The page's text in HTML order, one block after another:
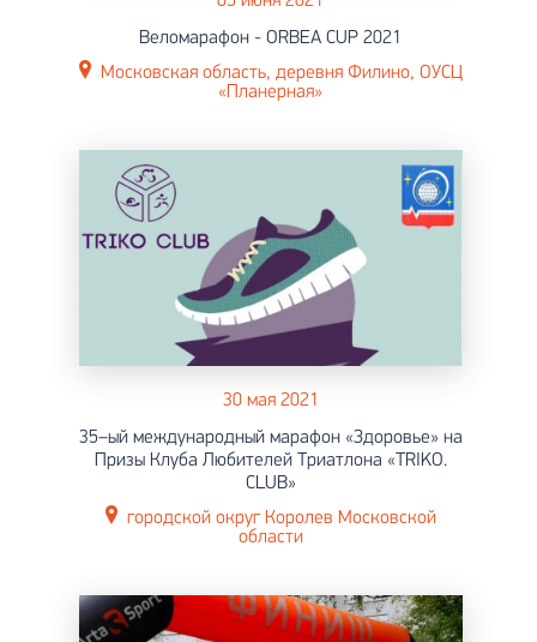
Веломарафон - ORBEA CUP 2021
Московская область, деревня Филино, ОУСЦ
«Планерная»
30 мая 2021
35–ый международный марафон «Здоровье» на
Призы Клуба Любителей Триатлона «TRIKO.
CLUB»
городской округ Королев Московской
области